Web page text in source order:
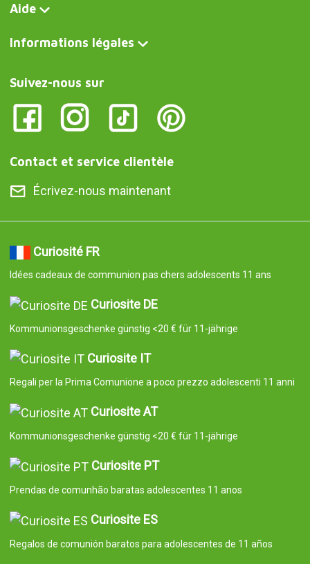
Aide
Informations légales
Suivez-nous sur
Contact et service clientèle
Écrivez-nous maintenant
Curiosité FR
Idées cadeaux de communion pas chers adolescents 11 ans
Curiosite DE
Kommunionsgeschenke günstig <20 € für 11-jährige
Curiosite IT
Regali per la Prima Comunione a poco prezzo adolescenti 11 anni
Curiosite AT
Kommunionsgeschenke günstig <20 € für 11-jährige
Curiosite PT
Prendas de comunhão baratas adolescentes 11 anos
Curiosite ES
Regalos de comunión baratos para adolescentes de 11 años